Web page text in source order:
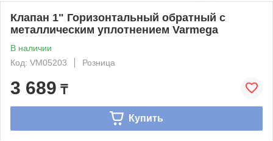
Клапан 1" Горизонтальный обратный с
металлическим уплотнением Varmega
В наличии
Код: VM05203
Розница
3 689 ₸
Купить